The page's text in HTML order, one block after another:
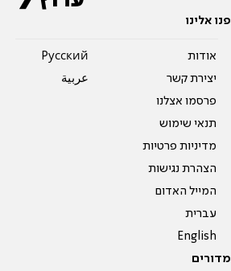
פנו אלינו
אודות
יצירת קשר
פרסמו אצלנו
תנאי שימוש
מדיניות פרטיות
הצהרת נגישות
המייל האדום
עברית
English
Pусский
عربية
מדורים